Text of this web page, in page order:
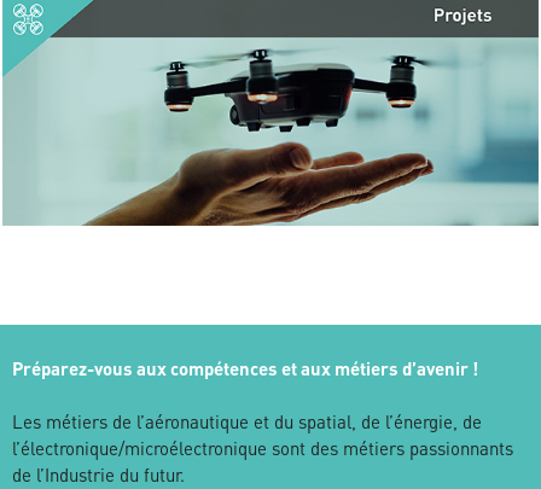
Préparez-vous aux compétences et aux métiers d’avenir !
Les métiers de l’aéronautique et du spatial, de l’énergie, de
l’électronique/microélectronique sont des métiers passionnants
de l’Industrie du futur.